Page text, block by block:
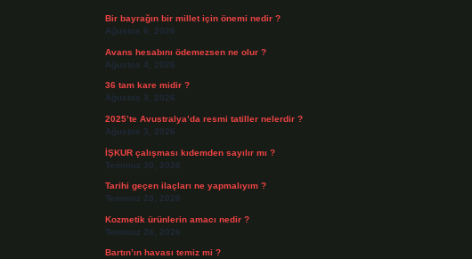
Bir bayrağın bir millet için önemi nedir ?
Ağustos 6, 2026
Avans hesabını ödemezsen ne olur ?
Ağustos 4, 2026
36 tam kare midir ?
Ağustos 3, 2026
2025’te Avustralya’da resmi tatiller nelerdir ?
Ağustos 3, 2026
İŞKUR çalışması kıdemden sayılır mı ?
Temmuz 30, 2026
Tarihi geçen ilaçları ne yapmalıyım ?
Temmuz 28, 2026
Kozmetik ürünlerin amacı nedir ?
Temmuz 26, 2026
Bartın’ın havası temiz mi ?